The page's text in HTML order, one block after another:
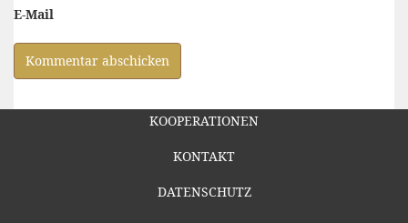
E-Mail
KOOPERATIONEN
KONTAKT
DATENSCHUTZ